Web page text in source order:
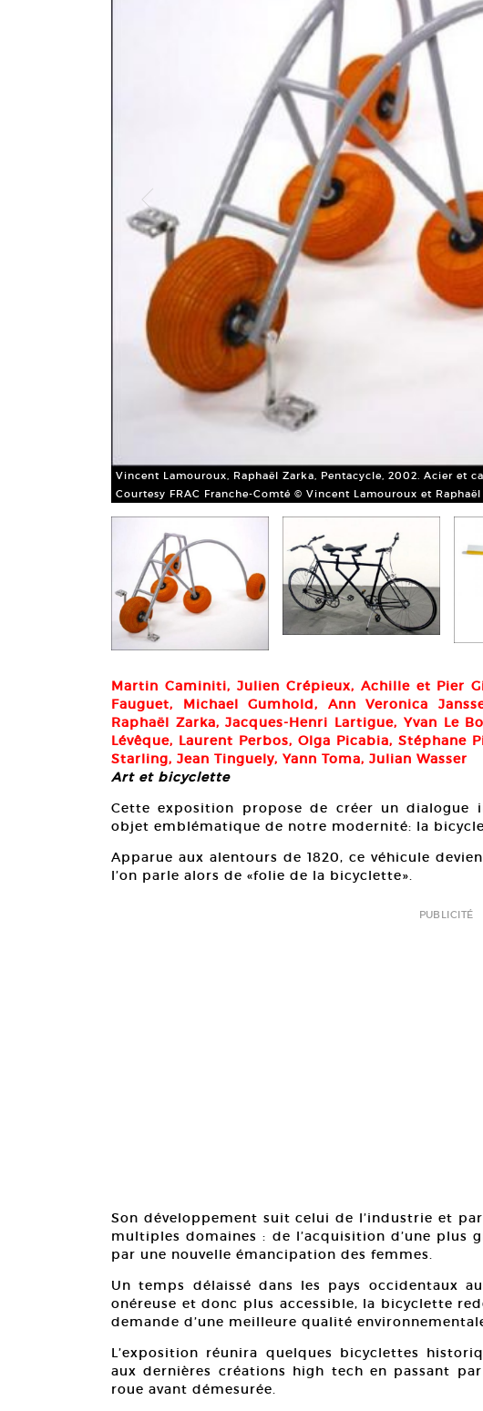
Vincent Lamouroux, Raphaël Zarka, Pentacycle, 2002. Acier et
Courtesy FRAC Franche-Comté © Vincent Lamouroux et Raphaël
Martin Caminiti, Julien Crépieux, Achille et Pier
Fauguet, Michael Gumhold, Ann Veronica
Raphaël Zarka, Jacques-Henri Lartigue, Yvan Le
Lévêque, Laurent Perbos, Olga Picabia, Stéphane
Starling, Jean Tinguely, Yann Toma, Julian Wasser
Art et bicyclette
Cette exposition propose de créer un dialogue
objet emblématique de notre modernité: la
Apparue aux alentours de 1820, ce véhicule
l’on parle alors de «folie de la bicyclette».
PUBLICITÉ
Son développement suit celui de l’industrie et
multiples domaines : de l’acquisition d’une plus
par une nouvelle émancipation des femmes.
Un temps délaissé dans les pays occidentaux
onéreuse et donc plus accessible, la bicyclette
demande d’une meilleure qualité
L’exposition réunira quelques bicyclettes
aux dernières créations high tech en passant
roue avant démesurée.